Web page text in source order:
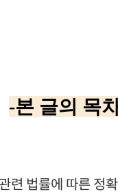
-본 글의 목
련 법률에 따른 정